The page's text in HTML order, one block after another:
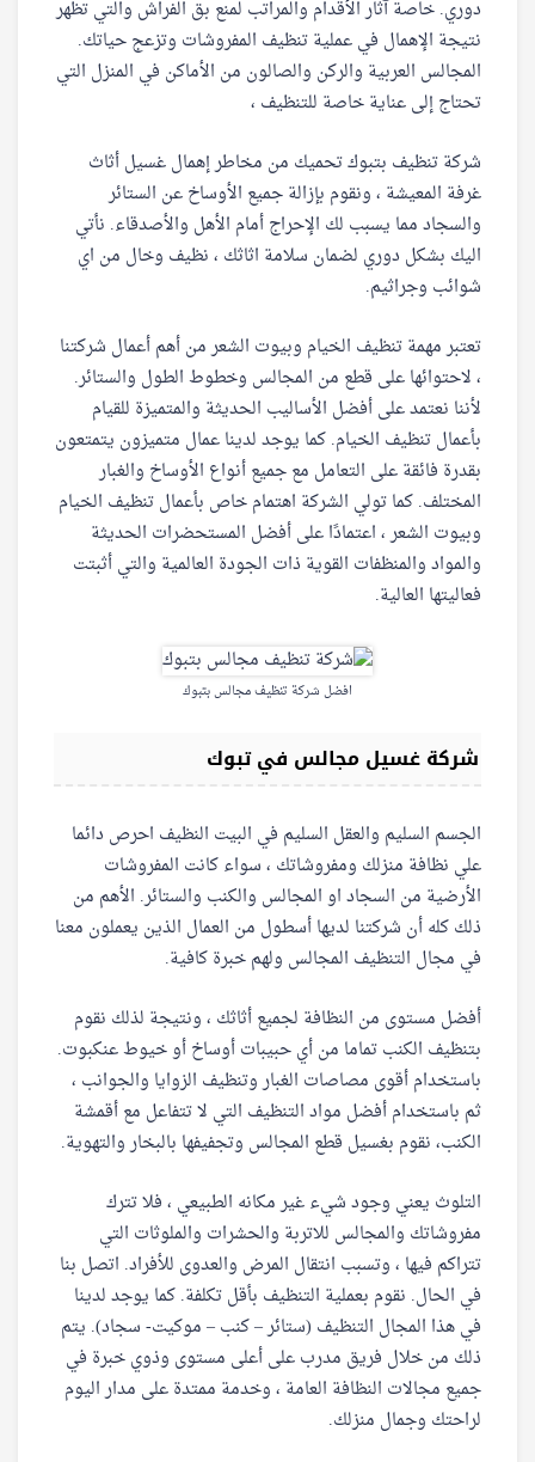
دوري. خاصة آثار الأقدام والمراتب لمنع بق الفراش والتي تظهر
نتيجة الإهمال في عملية تنظيف المفروشات وتزعج حياتك.
المجالس العربية والركن والصالون من الأماكن في المنزل التي
تحتاج إلى عناية خاصة للتنظيف ،
شركة تنظيف بتبوك تحميك من مخاطر إهمال غسيل أثاث
غرفة المعيشة ، ونقوم بإزالة جميع الأوساخ عن الستائر
والسجاد مما يسبب لك الإحراج أمام الأهل والأصدقاء. نأتي
اليك بشكل دوري لضمان سلامة اثاثك ، نظيف وخال من اي
شوائب وجراثيم.
تعتبر مهمة تنظيف الخيام وبيوت الشعر من أهم أعمال شركتنا
، لاحتوائها على قطع من المجالس وخطوط الطول والستائر.
لأننا نعتمد على أفضل الأساليب الحديثة والمتميزة للقيام
بأعمال تنظيف الخيام. كما يوجد لدينا عمال متميزون يتمتعون
بقدرة فائقة على التعامل مع جميع أنواع الأوساخ والغبار
المختلف. كما تولي الشركة اهتمام خاص بأعمال تنظيف الخيام
وبيوت الشعر ، اعتمادًا على أفضل المستحضرات الحديثة
والمواد والمنظفات القوية ذات الجودة العالمية والتي أثبتت
فعاليتها العالية.
افضل شركة تنظيف مجالس بتبوك
شركة غسيل مجالس في تبوك
الجسم السليم والعقل السليم في البيت النظيف احرص دائما
علي نظافة منزلك ومفروشاتك ، سواء كانت المفروشات
الأرضية من السجاد او المجالس والكنب والستائر. الأهم من
ذلك كله أن شركتنا لديها أسطول من العمال الذين يعملون معنا
في مجال التنظيف المجالس ولهم خبرة كافية.
أفضل مستوى من النظافة لجميع أثاثك ، ونتيجة لذلك نقوم
بتنظيف الكنب تماما من أي حبيبات أوساخ أو خيوط عنكبوت.
باستخدام أقوى مصاصات الغبار وتنظيف الزوايا والجوانب ،
ثم باستخدام أفضل مواد التنظيف التي لا تتفاعل مع أقمشة
الكنب، نقوم بغسيل قطع المجالس وتجفيفها بالبخار والتهوية.
التلوث يعني وجود شيء غير مكانه الطبيعي ، فلا تترك
مفروشاتك والمجالس للاتربة والحشرات والملوثات التي
تتراكم فيها ، وتسبب انتقال المرض والعدوى للأفراد. اتصل بنا
في الحال. نقوم بعملية التنظيف بأقل تكلفة. كما يوجد لدينا
في هذا المجال التنظيف (ستائر – كنب – موكيت- سجاد). يتم
ذلك من خلال فريق مدرب على أعلى مستوى وذوي خبرة في
جميع مجالات النظافة العامة ، وخدمة ممتدة على مدار اليوم
لراحتك وجمال منزلك.